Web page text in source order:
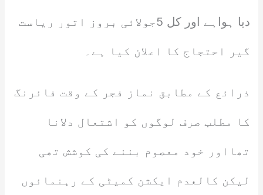
دیا ہواہے اور کل 5جولائی بروز اتور ریاست
گیر احتجاج کا اعلان کیا ہے۔
ذرائع کے مطابق نماز فجر کے وقت فائرنگ
کا مطلب صرف لوگوں کو اشتعال دلانا
تھااور خود معصوم بننے کی کوشش تھی
لیکن کالعدم ایکشن کمیٹی کے رہنمائوں